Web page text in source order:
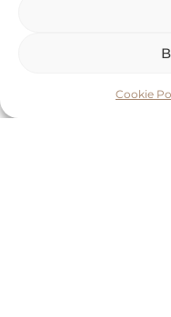
Cookie